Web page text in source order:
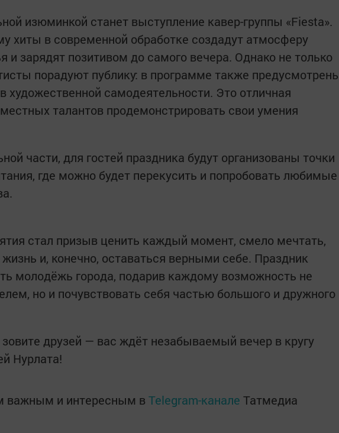
изюминкой станет выступление кавер-группы «Fiesta».
хиты в современной обработке создадут атмосферу
и зарядят позитивом до самого вечера. Однако не только
порадуют публику: в программе также
художественной самодеятельности. Это отличная
талантов продемонстрировать свои умения
части, для гостей праздника будут организованы точки
где можно будет перекусить и попробовать любимые
стал призыв ценить каждый момент, смело мечтать,
и, конечно, оставаться верными себе. Праздник
молодёжь города, подарив каждому возможность не
но и почувствовать себя частью большого и дружного
друзей — вас ждёт незабываемый вечер в кругу
Нурлата!
важным и интересным в Telegram-канале Татмедиа